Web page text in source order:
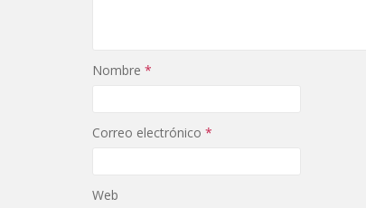
Nombre *
Correo electrónico *
Web